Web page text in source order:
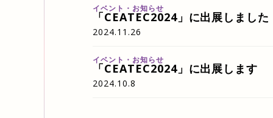
イベント・お知らせ
「CEATEC2024」に出展しました
2024.11.26
イベント・お知らせ
「CEATEC2024」に出展します
2024.10.8